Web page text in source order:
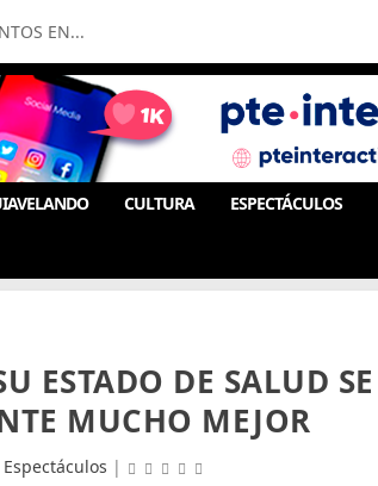
EN...
CULTURA ESPECTÁCULOS
ESTADO DE SALUD SE
MUCHO MEJOR
Espectáculos |